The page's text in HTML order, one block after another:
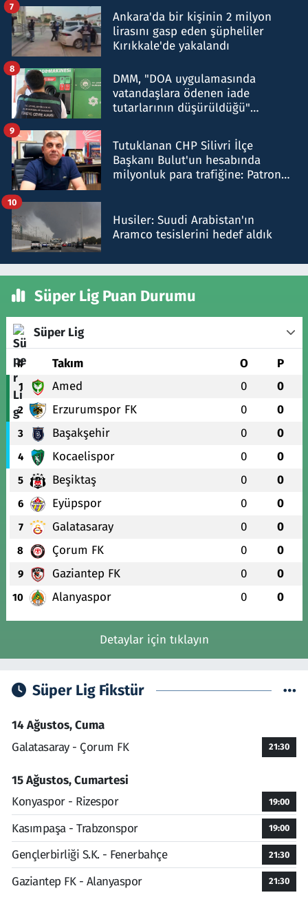
Ankara'da bir kişinin 2 milyon
lirasını gasp eden şüpheliler
Kırıkkale'de yakalandı
7
DMM, "DOA uygulamasında
vatandaşlara ödenen iade
tutarlarının düşürüldüğü"
8
Tutuklanan CHP Silivri İlçe
Başkanı Bulut'un hesabında
milyonluk para trafiğine: Patron
9
Husiler: Suudi Arabistan'ın
Aramco tesislerini hedef aldık
10
Süper Lig Puan Durumu
Süper Lig
# Takım O P
1 Amed 0 0
2 Erzurumspor FK 0 0
3 Başakşehir 0 0
4 Kocaelispor 0 0
5 Beşiktaş 0 0
6 Eyüpspor 0 0
7 Galatasaray 0 0
8 Çorum FK 0 0
9 Gaziantep FK 0 0
10 Alanyaspor 0 0
Detaylar için tıklayın
Süper Lig Fikstür
14 Ağustos, Cuma
Galatasaray - Çorum FK
21:30
15 Ağustos, Cumartesi
Konyaspor - Rizespor
19:00
Kasımpaşa - Trabzonspor 19:00
Gençlerbirliği S.K. - Fenerbahçe 21:30
Gaziantep FK - Alanyaspor 21:30